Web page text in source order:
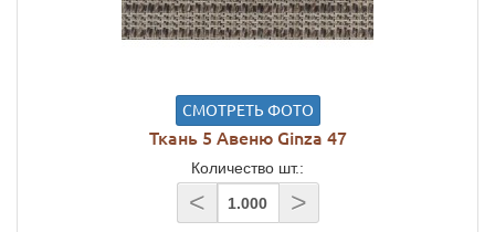
СМОТРЕТЬ ФОТО
Ткань 5 Авеню Ginza 47
Количество шт.:
< >